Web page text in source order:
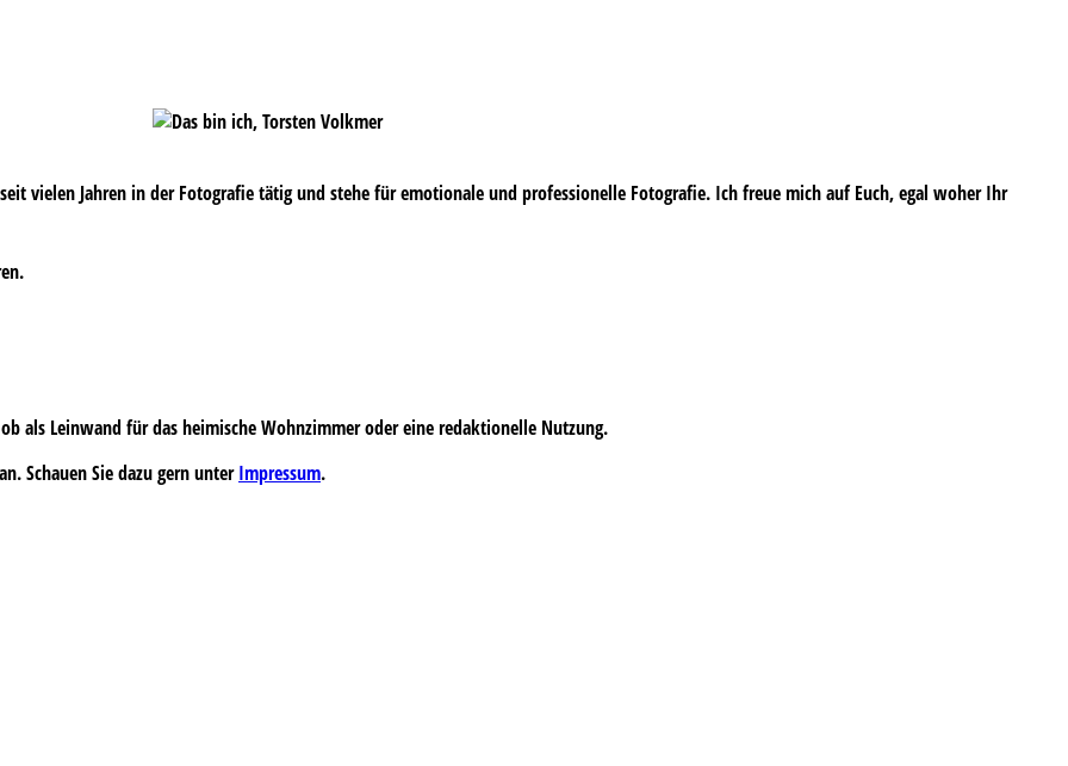
vielen Jahren in der Fotografie tätig und stehe für emotionale und professionelle Fotografie. Ich freue mich auf Euch, egal woher Ihr
als Leinwand für das heimische Wohnzimmer oder eine redaktionelle Nutzung.
Schauen Sie dazu gern unterImpressum.